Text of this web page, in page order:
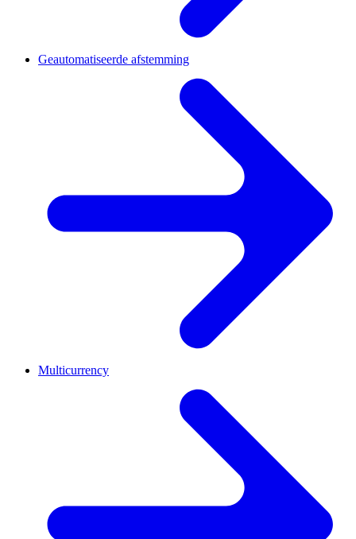
Geautomatiseerde afstemming
Multicurrency